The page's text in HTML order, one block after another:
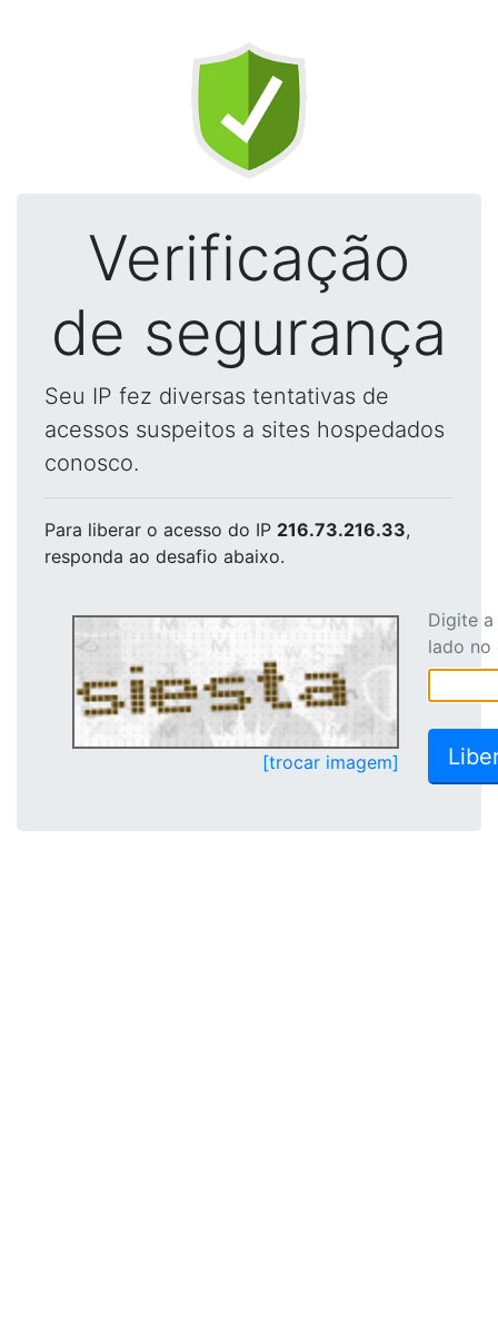
Verificação
de segurança
Seu IP fez diversas tentativas de
acessos suspeitos a sites hospedados
conosco.
Para liberar o acesso do IP 216.73.216.33,
responda ao desafio abaixo.
[trocar imagem]
Digite
lado no